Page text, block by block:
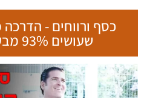
כסף ורווחים -
שעושים 93% מבעלי העסקים